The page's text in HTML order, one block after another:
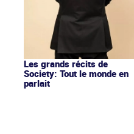
Les grands récits de
Society: Tout le monde en
parlait